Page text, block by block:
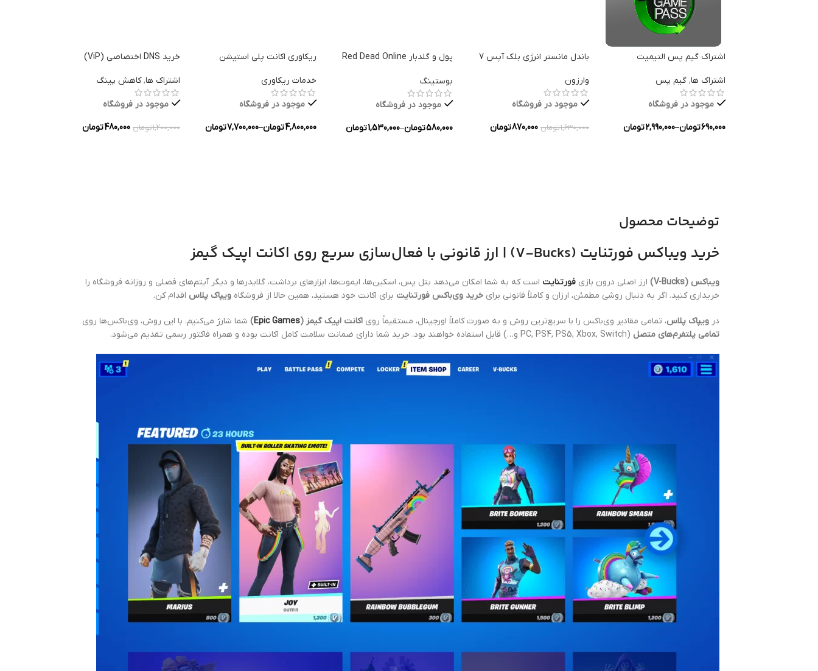
اشتراک گیم پس التیمیت
اشتراک ها, گیم پس
موجود در فروشگاه
690,000تومان–
2,990,000تومان
باندل مانستر انرژی بلک آپس 7
وارزون
موجود در فروشگاه
1,630,000تومان 870,000تومان
پول و گلدبار Red Dead Online
بوستینگ
موجود در فروشگاه
580,000تومان–
1,530,000تومان
ریکاوری اکانت پلی استیشن
خدمات ریکاوری
موجود در فروشگاه
4,800,000تومان–
7,700,000تومان
خرید DNS اختصاصی (ViP)
اشتراک ها,کاهش پینگ
موجود در فروشگاه
1,200,000تومان 480,000تومان
توضیحات محصول
خرید ویباکس فورتنایت (V-Bucks) | ارز قانونی با فعال‌سازی سریع روی اکانت اپیک گیمز
ویباکس (V-Bucks) ارز اصلی درون بازی فورتنایت است که به شما امکان می‌دهد بتل پس، اسکین‌ها، ایموت‌ها، ابزارهای برداشت، گلایدرها و دیگر آیتم‌های فصلی و روزانه فروشگاه را
خریداری کنید. اگر به دنبال روشی مطمئن، ارزان و کاملاً قانونی برای خرید وی‌باکس فورتنایت برای اکانت خود هستید، همین حالا از فروشگاه ویپاک پلاس اقدام کن.
در ویپاک پلاس، تمامی مقادیر وی‌باکس را با سریع‌ترین روش و به صورت کاملاً اورجینال، مستقیماً روی اکانت اپیک گیمز (Epic Games
) شما شارژ می‌کنیم. با این روش، وی‌باکس‌ها روی
تمامی پلتفرم‌های متصل (PC, PS4, PS5, Xbox, Switch و…) قابل استفاده خواهند بود. خرید شما دارای ضمانت سلامت کامل اکانت بوده و همراه فاکتور رسمی تقدیم می‌شود.